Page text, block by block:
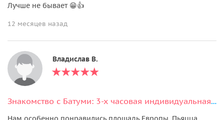
Лучше не бывает 😁👍
12 месяцев назад
Владислав В.
Знакомство с Батуми: 3-х часовая индивидуальная экскурсия по городу